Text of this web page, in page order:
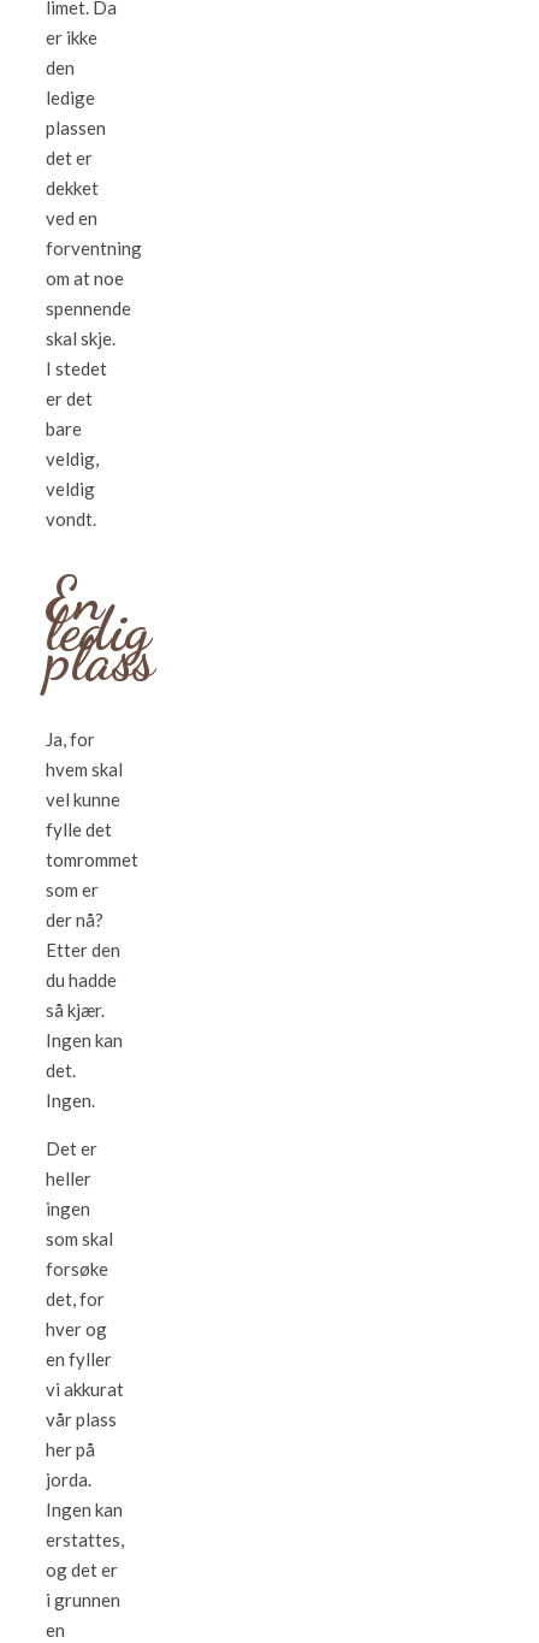
limet. Da
er ikke
den
ledige
plassen
det er
dekket
ved en
forventning
om at noe
spennende
skal skje.
I stedet
er det
bare
veldig,
veldig
vondt.
En
ledig
plass
Ja, for
hvem skal
vel kunne
fylle det
tomrommet
som er
der nå?
Etter den
du hadde
så kjær.
Ingen kan
det.
Ingen.
Det er
heller
ingen
som skal
forsøke
det, for
hver og
en fyller
vi akkurat
vår plass
her på
jorda.
Ingen kan
erstattes,
og det er
i grunnen
en